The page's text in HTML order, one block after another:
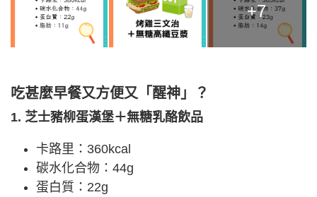
+7
吃甚麼早餐又方便又「醒神」？
1. 芝士豬柳蛋漢堡＋無糖乳酪飲品
卡路里：360kcal
碳水化合物：44g
蛋白質：22g